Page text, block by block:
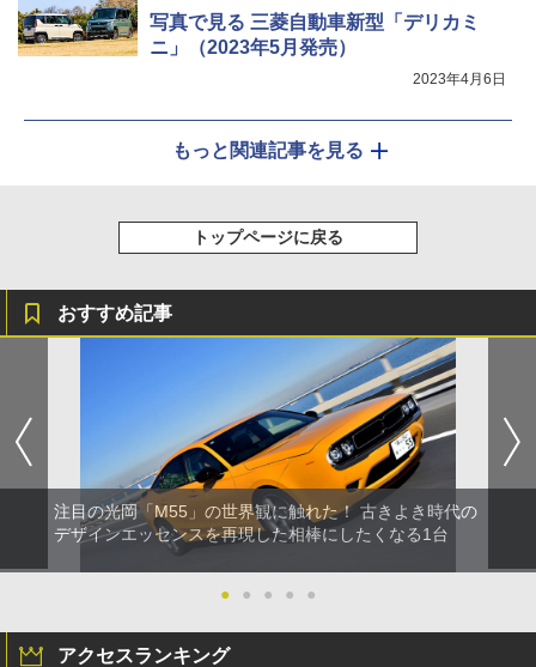
写真で見る 三菱自動車新型「デリカミ
ニ」（2023年5月発売）
2023年4月6日
もっと関連記事を見る
トップページに戻る
おすすめ記事
注目の光岡「M55」の世界観に触れた！ 古きよき時代の
デザインエッセンスを再現した相棒にしたくなる1台
● ● ● ● ●
アクセスランキング